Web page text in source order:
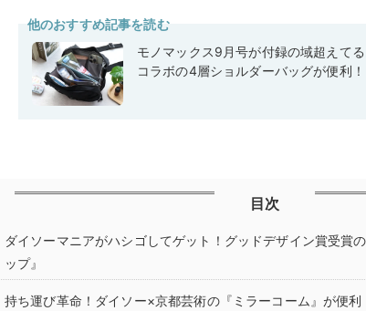
他のおすすめ記事を読む
モノマックス9月号が付録の域超えてる
コラボの4層ショルダーバッグが便利！
目次
ダイソーマニアがハシゴしてゲット！グッドデザイン賞受賞
ップ』
持ち運び革命！ダイソー×京都芸術の『ミラーコーム』が便利